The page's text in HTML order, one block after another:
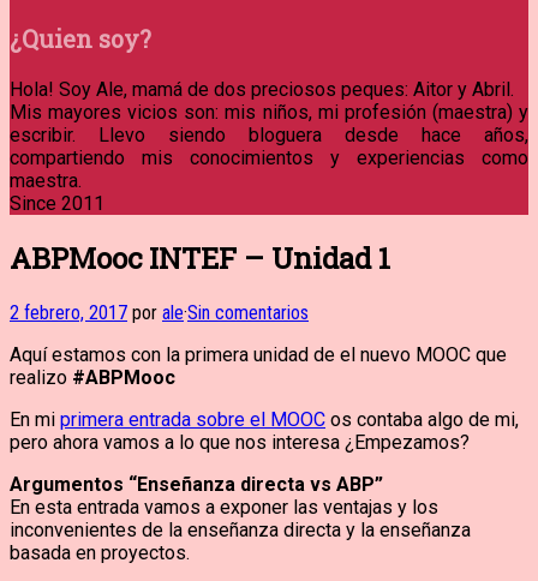
¿Quien soy?
Hola! Soy Ale, mamá de dos preciosos peques: Aitor y Abril.
Mis mayores vicios son: mis niños, mi profesión (maestra) y
escribir. Llevo siendo bloguera desde hace años,
compartiendo mis conocimientos y experiencias como
maestra.
Since 2011
ABPMooc INTEF – Unidad 1
2 febrero, 2017 por ale·Sin comentarios
Aquí estamos con la primera unidad de el nuevo MOOC que
realizo #ABPMooc
En mi primera entrada sobre el MOOC os contaba algo de mi,
pero ahora vamos a lo que nos interesa ¿Empezamos?
Argumentos “Enseñanza directa vs ABP”
En esta entrada vamos a exponer las ventajas y los
inconvenientes de la enseñanza directa y la enseñanza
basada en proyectos.